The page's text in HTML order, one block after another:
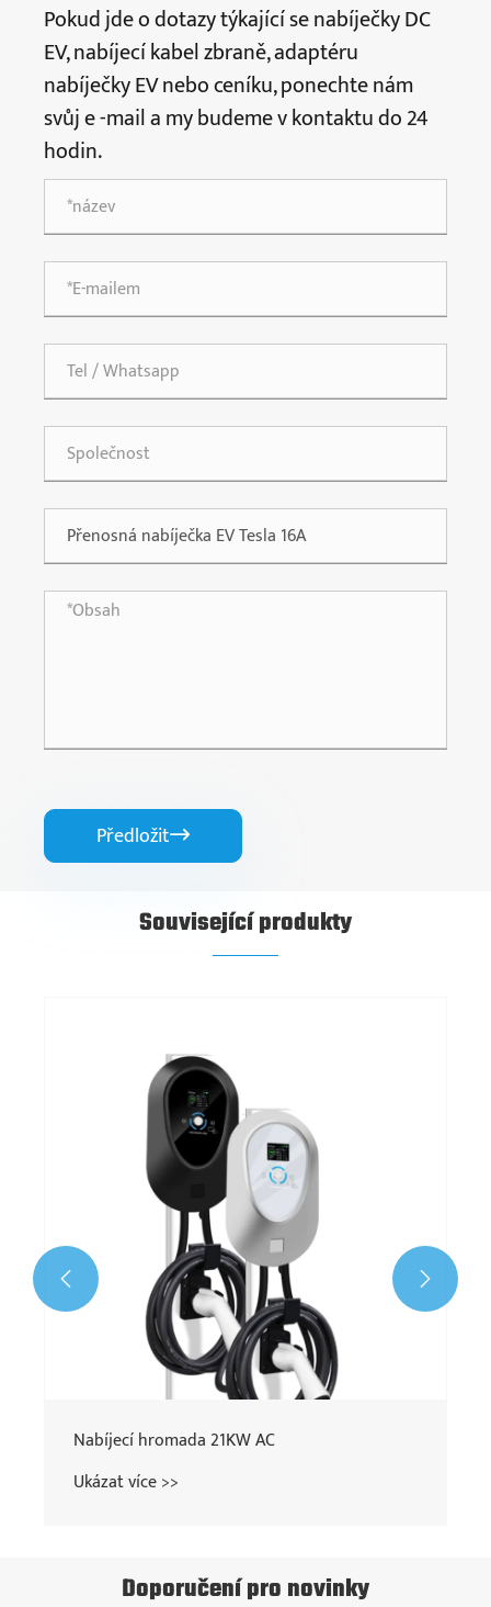
Pokud jde o dotazy týkající se nabíječky DC
EV, nabíjecí kabel zbraně, adaptéru
nabíječky EV nebo ceníku, ponechte nám
svůj e -mail a my budeme v kontaktu do 24
hodin.
Předložit
Související produkty
Nabíjecí hromada 21KW AC
Ukázat více >>
 
Doporučení pro novinky